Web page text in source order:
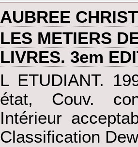
‎AUBREE
‎LES METIERS
LIVRES. 3em
‎L ETUDIANT.
état, Couv.
Intérieur
Classification